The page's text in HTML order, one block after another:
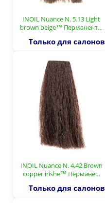
INOIL Nuance N. 5.13 Light
brown beige™ Перманент…
Только для салонов
INOIL Nuance N. 4.42 Brown
copper irishe™ Пермане…
Только для салонов